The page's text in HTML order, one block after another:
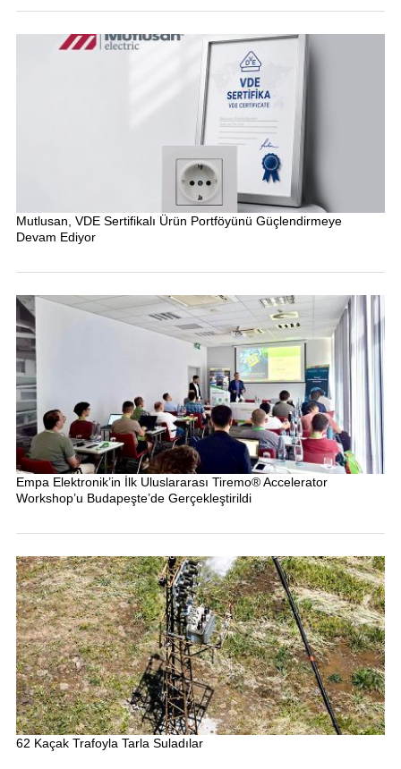
Mutlusan, VDE Sertifikalı Ürün Portföyünü Güçlendirmeye
Devam Ediyor
Empa Elektronik’in İlk Uluslararası Tiremo® Accelerator
Workshop’u Budapeşte’de Gerçekleştirildi
62 Kaçak Trafoyla Tarla Suladılar